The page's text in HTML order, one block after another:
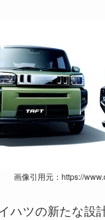
画像引用元：https://
ハツの新たな設